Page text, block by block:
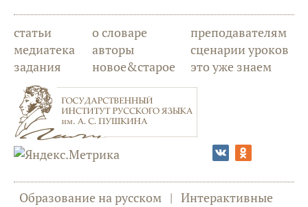
статьи
медиатека
задания
о словаре
авторы
новое&старое
преподавателям
сценарии уроков
это уже знаем
Образование на русском | Интерактивные